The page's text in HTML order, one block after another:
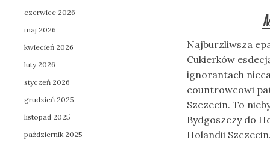
Najburzliwsza
Cukierków
ignorantach
countrowcowi
Szczecin. To
Bydgoszczy do
Holandii
czerwiec 2026
maj 2026
kwiecień 2026
luty 2026
styczeń 2026
grudzień 2025
listopad 2025
październik 2025